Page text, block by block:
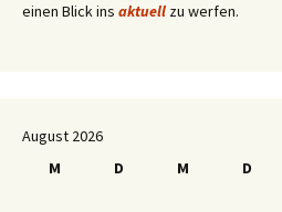
einen Blick ins aktuell zu werfen.
August 2026
M
D M D